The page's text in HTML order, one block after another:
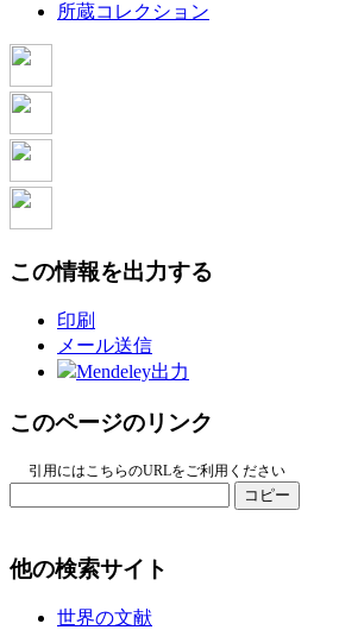
所蔵コレクション
この情報を出力する
印刷
メール送信
Mendeley出力
このページのリンク
引用にはこちらのURLをご利用ください
コピー
他の検索サイト
世界の文献